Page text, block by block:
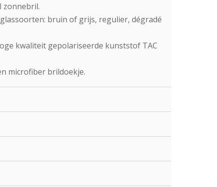
zonnebril.
bruin of grijs, regulier, dégradé
kwaliteit gepolariseerde kunststof TAC
microfiber brildoekje.